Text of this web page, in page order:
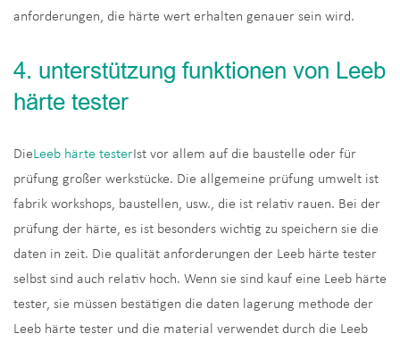
anforderungen, die härte wert erhalten genauer sein wird.
4. unterstützung funktionen von Leeb
härte tester
DieLeeb härte tester Ist vor allem auf die baustelle oder für
prüfung großer werkstücke. Die allgemeine prüfung umwelt ist
fabrik workshops, baustellen, usw., die ist relativ rauen. Bei der
prüfung der härte, es ist besonders wichtig zu speichern sie die
daten in zeit. Die qualität anforderungen der Leeb härte tester
selbst sind auch relativ hoch. Wenn sie sind kauf eine Leeb härte
tester, sie müssen bestätigen die daten lagerung methode der
Leeb härte tester und die material verwendet durch die Leeb